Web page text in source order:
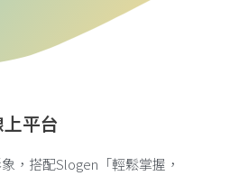
平台
，搭配Slogen「輕鬆掌握，